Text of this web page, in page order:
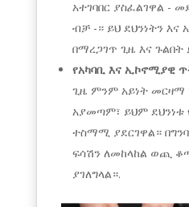
አተገባበር ያስፈልገዋል -
ብቻ -። ይህ ደህንነትን እና
በማረጋገጥ ጊዜ እና ጉልበት
የአካባቢ እና ኢኮኖሚያዊ
ጊዜ ምንም አይነት
አያመጣም፣ ይህም ደህንነቱ
ተስማሚ ያደርገዋል።
ፍሳሽን ለመከላከል ወጪ
ያገለግላል።.